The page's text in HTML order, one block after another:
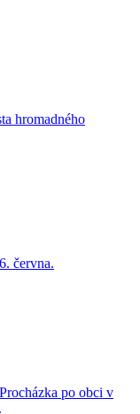
hromadného
června.
po obci v